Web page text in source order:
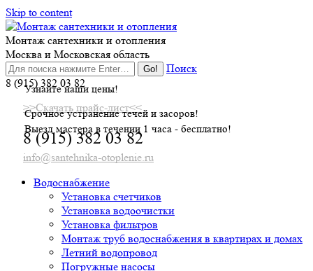
Skip to content
Монтаж сантехники и отопления
Москва и Московская область
Поиск
8 (915) 382 03 82
Узнайте наши цены!
>>Скачать прайс-лист<<
Срочное устранение течей и засоров!
Выезд мастера в течении 1 часа - бесплатно!
8 (915) 382 03 82
info@santehnika-otoplenie.ru
Водоснабжение
Установка счетчиков
Установка водоочистки
Установка фильтров
Монтаж труб водоснабжения в квартирах и домах
Летний водопровод
Погружные насосы